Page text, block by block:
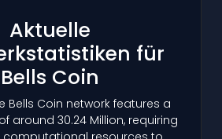
Aktuelle
für
Bells Coin
Bells Coin network features a
around 30.24 Million, requiring